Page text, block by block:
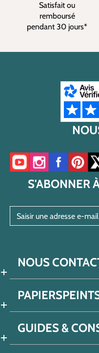
Satisfait ou
remboursé
pendant 30 jours*
Accéder à notre chaîne
Accéder à notre
Accéder à
S'ABONNER
NOUS
GUIDES &